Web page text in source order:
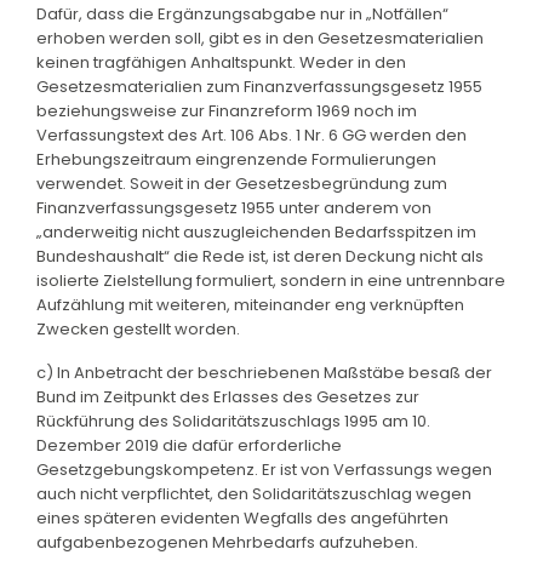
Dafür, dass die Ergänzungsabgabe nur in „Notfällen“
erhoben werden soll, gibt es in den Gesetzesmaterialien
keinen tragfähigen Anhaltspunkt. Weder in den
Gesetzesmaterialien zum Finanzverfassungsgesetz 1955
beziehungsweise zur Finanzreform 1969 noch im
Verfassungstext des Art. 106 Abs. 1 Nr. 6 GG werden den
Erhebungszeitraum eingrenzende Formulierungen
verwendet. Soweit in der Gesetzesbegründung zum
Finanzverfassungsgesetz 1955 unter anderem von
„anderweitig nicht auszugleichenden Bedarfsspitzen im
Bundeshaushalt“ die Rede ist, ist deren Deckung nicht als
isolierte Zielstellung formuliert, sondern in eine untrennbare
Aufzählung mit weiteren, miteinander eng verknüpften
Zwecken gestellt worden.
c) In Anbetracht der beschriebenen Maßstäbe besaß der
Bund im Zeitpunkt des Erlasses des Gesetzes zur
Rückführung des Solidaritätszuschlags 1995 am 10.
Dezember 2019 die dafür erforderliche
Gesetzgebungskompetenz. Er ist von Verfassungs wegen
auch nicht verpflichtet, den Solidaritätszuschlag wegen
eines späteren evidenten Wegfalls des angeführten
aufgabenbezogenen Mehrbedarfs aufzuheben.